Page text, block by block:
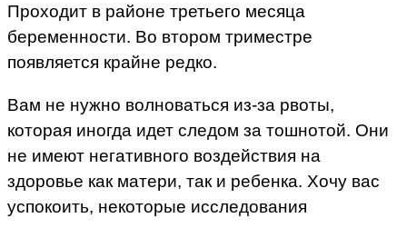
Проходит в районе третьего месяца
беременности. Во втором триместре
появляется крайне редко.
Вам не нужно волноваться из-за рвоты,
которая иногда идет следом за тошнотой. Они
не имеют негативного воздействия на
здоровье как матери, так и ребенка. Хочу вас
успокоить, некоторые исследования